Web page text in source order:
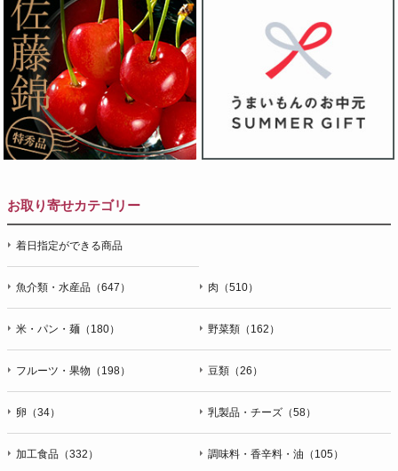
お取り寄せカテゴリー
着日指定ができる商品
魚介類・水産品（647） 肉（510）
米・パン・麺（180） 野菜類（162）
フルーツ・果物（198） 豆類（26）
卵（34） 乳製品・チーズ（58）
加工食品（332） 調味料・香辛料・油（105）